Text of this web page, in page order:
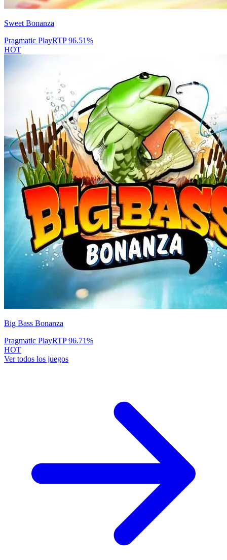
Sweet Bonanza
Pragmatic PlayRTP96.51%
HOT
Big Bass Bonanza
Pragmatic PlayRTP96.71%
HOT
Ver todos los juegos